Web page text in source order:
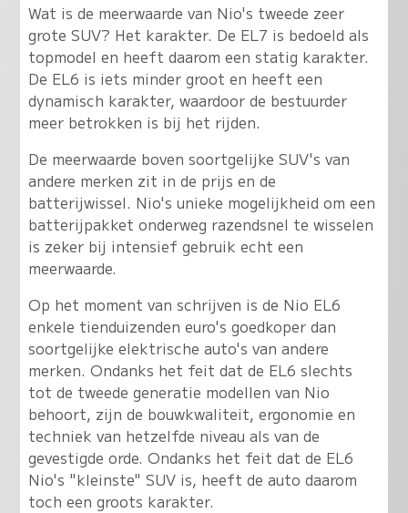
Wat is de meerwaarde van Nio's tweede zeer
grote SUV? Het karakter. De EL7 is bedoeld als
topmodel en heeft daarom een statig karakter.
De EL6 is iets minder groot en heeft een
dynamisch karakter, waardoor de bestuurder
meer betrokken is bij het rijden.
De meerwaarde boven soortgelijke SUV's van
andere merken zit in de prijs en de
batterijwissel. Nio's unieke mogelijkheid om een
batterijpakket onderweg razendsnel te wisselen
is zeker bij intensief gebruik echt een
meerwaarde.
Op het moment van schrijven is de Nio EL6
enkele tienduizenden euro's goedkoper dan
soortgelijke elektrische auto's van andere
merken. Ondanks het feit dat de EL6 slechts
tot de tweede generatie modellen van Nio
behoort, zijn de bouwkwaliteit, ergonomie en
techniek van hetzelfde niveau als van de
gevestigde orde. Ondanks het feit dat de EL6
Nio's "kleinste" SUV is, heeft de auto daarom
toch een groots karakter.